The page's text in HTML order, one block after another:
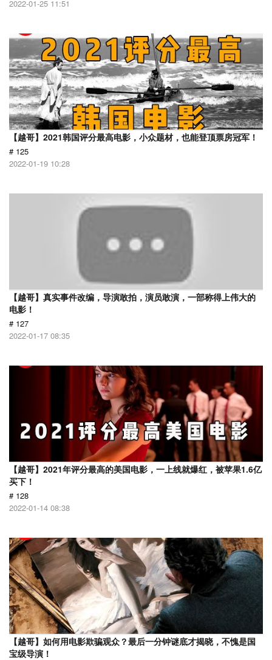
2022-01-25 11:51
【越哥】2021韩国评分最高电影，小众题材，也能登顶票房冠军！
# 125
2022-01-19 10:28
【越哥】真实事件改编，导演敢拍，演员敢演，一部称得上伟大的
电影！
# 127
2022-01-17 08:35
【越哥】2021年评分最高的美国电影，一上线就爆红，被苹果1.6亿
买下！
# 128
2022-01-14 08:38
【越哥】如何用电影欺骗观众？最后一分钟谜底才揭晓，不愧是国
宝级导演！